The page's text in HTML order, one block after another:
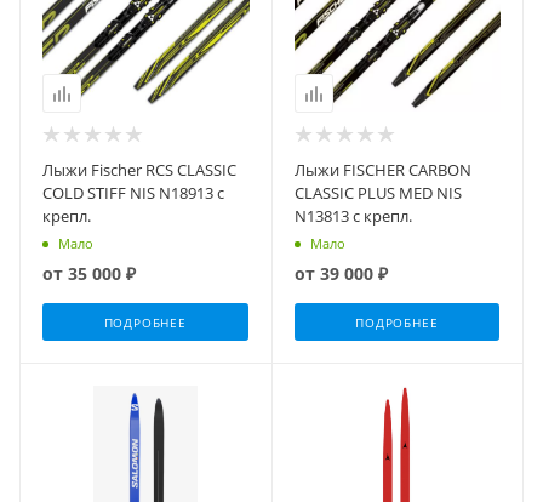
Лыжи Fischer RCS CLASSIC
COLD STIFF NIS N18913 с
крепл.
Мало
от 35 000 ₽
ПОДРОБНЕЕ
Лыжи FISCHER CARBON
CLASSIC PLUS MED NIS
N13813 с крепл.
Мало
от 39 000 ₽
ПОДРОБНЕЕ